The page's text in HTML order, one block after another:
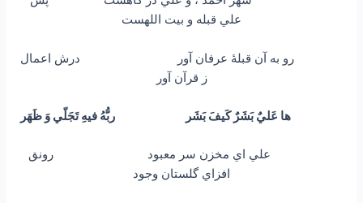
علي قبله و بيت اللهست
رو به آن قبلۀ عرفان آور درش اعمال
ز قرآن آور
ها عَليٌ بَشَرٌ كَيفَ بَشَر ربُّهُ فيهِ تَجَلّي وَ ظَهَر
علي اي مخزن سر معبود رونق
افزاي گلستان وجود